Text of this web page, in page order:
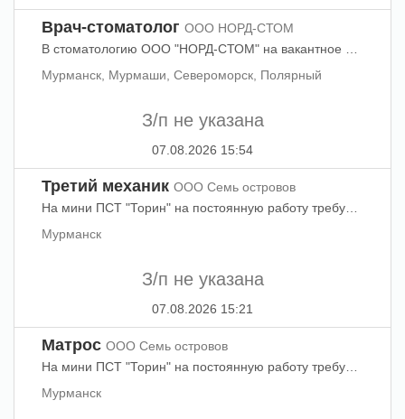
Врач-стоматолог ООО НОРД-СТОМ
Мурманск, Мурмаши, Североморск, Полярный
З/п не указана
07.08.2026 15:54
Третий механик ООО Семь островов
Мурманск
З/п не указана
07.08.2026 15:21
Матрос ООО Семь островов
Мурманск